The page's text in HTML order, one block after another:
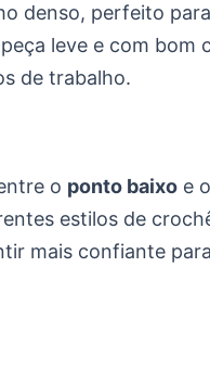
denso, perfeito
leve e com bom
de trabalho.
o ponto baixo e o
estilos de
mais confiante para